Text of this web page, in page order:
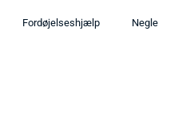
Fordøjelseshjælp Negle